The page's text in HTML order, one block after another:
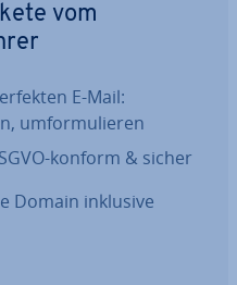
vom
E-Mail:
um­for­mu­lie­ren
konform & sicher
Domain inklusive